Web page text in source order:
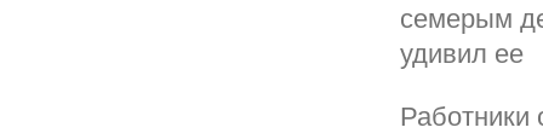
семерым
удивил ее
Работники